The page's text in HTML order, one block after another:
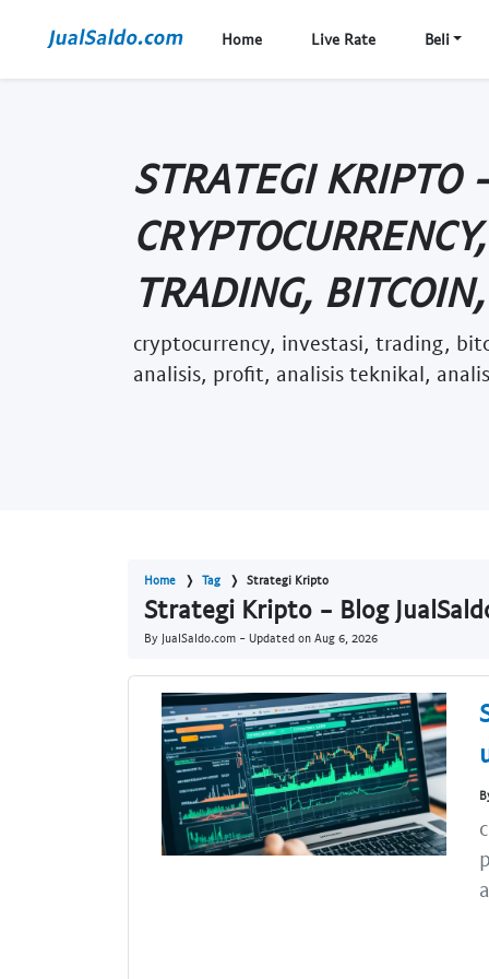
Home Live Rate Beli
STRATEGI KRIPTO
TRADING,
cryptocurrency, investasi, trading,
analisis, profit, analisis teknikal,
Home Tag Strategi Kripto
Strategi Kripto - Blog
By JualSaldo.com - Updated on Aug 6, 2026